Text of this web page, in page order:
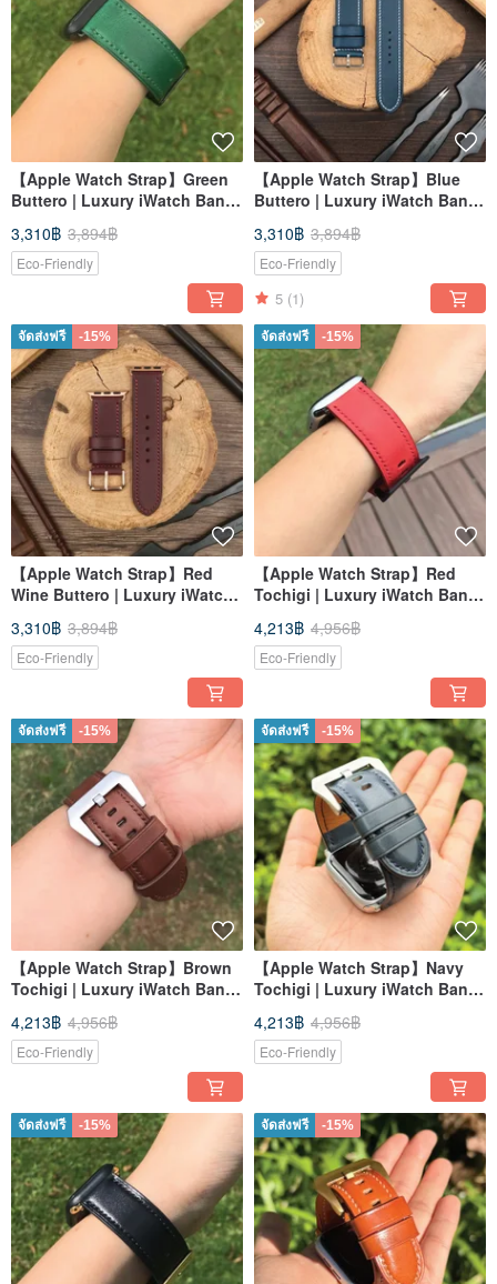
【Apple Watch Strap】Green
Buttero | Luxury iWatch Band
| Elegant & Heavy
3,310฿ 3,894฿
Eco-Friendly
【Apple Watch Strap】Blue
Buttero | Luxury iWatch Band
| Elegant & Heavy
3,310฿ 3,894฿
Eco-Friendly
5 (1)
จัดส่งฟรี -15%
【Apple Watch Strap】Red
Wine Buttero | Luxury iWatch
Band | Elegant & Heavy
3,310฿ 3,894฿
Eco-Friendly
จัดส่งฟรี -15%
【Apple Watch Strap】Red
Tochigi | Luxury iWatch Band
| Elegant & Heavy
4,213฿ 4,956฿
Eco-Friendly
จัดส่งฟรี -15%
【Apple Watch Strap】Brown
Tochigi | Luxury iWatch Band
| Elegant & Heavy
4,213฿ 4,956฿
Eco-Friendly
จัดส่งฟรี -15%
【Apple Watch Strap】Navy
Tochigi | Luxury iWatch Band
| Elegant & Heavy
4,213฿ 4,956฿
Eco-Friendly
จัดส่งฟรี -15% จัดส่งฟรี -15%